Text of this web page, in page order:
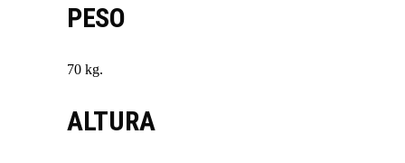
PESO
70 kg.
ALTURA